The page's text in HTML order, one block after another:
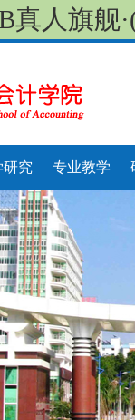
真人旗舰
研究 专业教学